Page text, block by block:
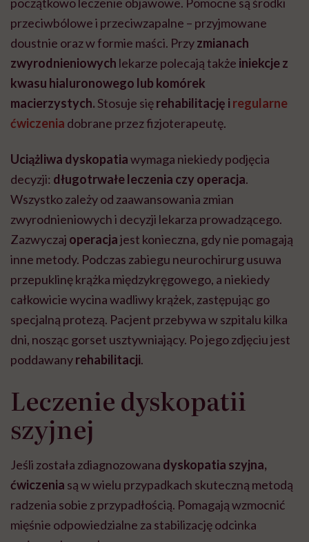
przeciwbólowe i przeciwzapalne – przyjmowane
doustnie oraz w formie maści. Przyzmianach
zwyrodnieniowych lekarze polecają także iniekcje z
kwasu hialuronowego lub komórek
macierzystych.Stosuje sięrehabilitację i regularne
ćwiczenia dobrane przez fizjoterapeutę.
Uciążliwa dyskopatiawymaga niekiedy podjęcia
decyzji: długotrwałe leczenia czy operacja.
Wszystko zależy od zaawansowania zmian
zwyrodnieniowych i decyzji lekarza prowadzącego.
Zazwyczaj operacjajest konieczna, gdy nie pomagają
inne metody. Podczas zabiegu neurochirurg usuwa
przepuklinę krążka międzykręgowego, a niekiedy
całkowicie wycina wadliwy krążek, zastępując go
specjalną protezą. Pacjent przebywa w szpitalu kilka
dni, nosząc gorset usztywniający. Po jego zdjęciu jest
poddawanyrehabilitacji.
Leczenie dyskopatii
szyjnej
Jeśli została zdiagnozowana dyskopatia szyjna,
ćwiczenia są w wielu przypadkach skuteczną metodą
radzenia sobie z przypadłością. Pomagają wzmocnić
mięśnie odpowiedzialne za stabilizację odcinka